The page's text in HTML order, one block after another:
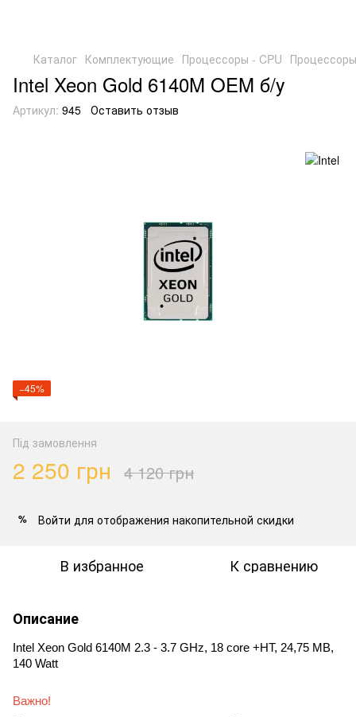
Каталог Комплектующие Процессоры - CPU
Intel Xeon Gold 6140M OEM б/у
Артикул: 945 Оставить отзыв
−45%
Під замовлення
2 250 грн 4 120 грн
% Войти для отображения накопительной скидки
В избранное К сравнению
Описание
Intel Xeon Gold 6140M 2.3 - 3.7 GHz, 18 core +HT, 24,75 MB,
140 Watt
Важно!